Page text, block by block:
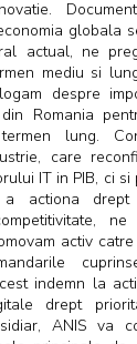
globala
actual, ne
mediu si
despre
Romania
lung.
care
IT in PIB, ci
actiona
activ
indemn la
drept
ANIS va